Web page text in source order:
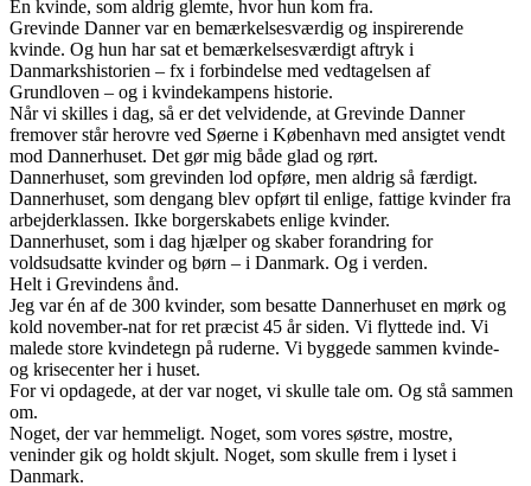
En kvinde, som aldrig glemte, hvor hun kom fra.
Grevinde Danner var en bemærkelsesværdig og inspirerende
kvinde. Og hun har sat et bemærkelsesværdigt aftryk i
Danmarkshistorien – fx i forbindelse med vedtagelsen af
Grundloven – og i kvindekampens historie.
Når vi skilles i dag, så er det velvidende, at Grevinde Danner
fremover står herovre ved Søerne i København med ansigtet vendt
mod Dannerhuset. Det gør mig både glad og rørt.
Dannerhuset, som grevinden lod opføre, men aldrig så færdigt.
Dannerhuset, som dengang blev opført til enlige, fattige kvinder fra
arbejderklassen. Ikke borgerskabets enlige kvinder.
Dannerhuset, som i dag hjælper og skaber forandring for
voldsudsatte kvinder og børn – i Danmark. Og i verden.
Helt i Grevindens ånd.
Jeg var én af de 300 kvinder, som besatte Dannerhuset en mørk og
kold november-nat for ret præcist 45 år siden. Vi flyttede ind. Vi
malede store kvindetegn på ruderne. Vi byggede sammen kvinde-
og krisecenter her i huset.
For vi opdagede, at der var noget, vi skulle tale om. Og stå sammen
om.
Noget, der var hemmeligt. Noget, som vores søstre, mostre,
veninder gik og holdt skjult. Noget, som skulle frem i lyset i
Danmark.